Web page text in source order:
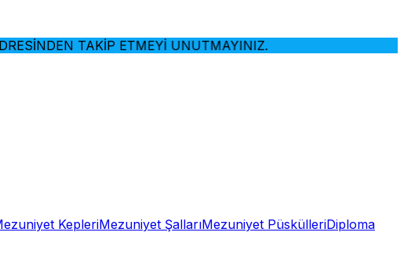
TAKİP ETMEYİ UNUTMAYINIZ.
KepleriMezuniyet ŞallarıMezuniyet PüskülleriDiploma